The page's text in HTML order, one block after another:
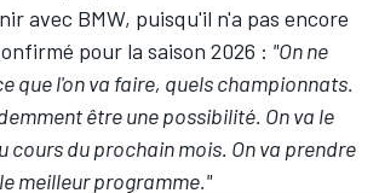
avec BMW, puisqu'il n'a pas encore
pour la saison 2026 : "On ne
que l'on va faire, quels championnats.
être une possibilité. On va le
cours du prochain mois. On va prendre
meilleur programme."